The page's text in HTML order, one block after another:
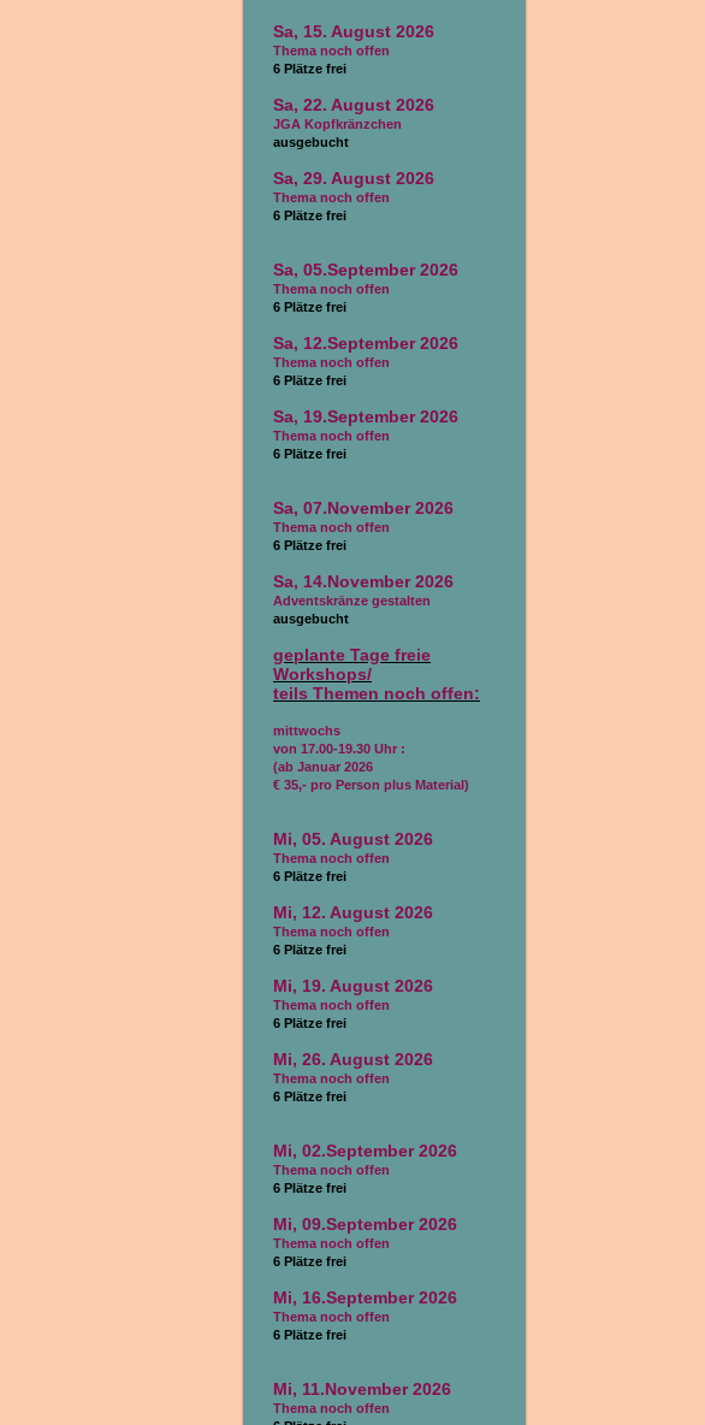
Sa, 15. August 2026
Thema noch offen
6 Plätze frei
Sa, 22. August 2026
JGA Kopfkränzchen
ausgebucht
Sa, 29. August 2026
Thema noch offen
6 Plätze frei
Sa, 05.September 2026
Thema noch offen
6 Plätze frei
Sa, 12.September 2026
Thema noch offen
6 Plätze frei
Sa, 19.September 2026
Thema noch offen
6 Plätze frei
Sa, 07.November 2026
Thema noch offen
6 Plätze frei
Sa, 14.November 2026
Adventskränze gestalten
ausgebucht
geplante Tage freie
Workshops/
teils Themen noch offen:
mittwochs
von 17.00-19.30 Uhr :
(ab Januar 2026
€ 35,- pro Person plus Material)
Mi, 05. August 2026
Thema noch offen
6 Plätze frei
Mi, 12. August 2026
Thema noch offen
6 Plätze frei
Mi, 19. August 2026
Thema noch offen
6 Plätze frei
Mi, 26. August 2026
Thema noch offen
6 Plätze frei
Mi, 02.September 2026
Thema noch offen
6 Plätze frei
Mi, 09.September 2026
Thema noch offen
6 Plätze frei
Mi, 16.September 2026
Thema noch offen
6 Plätze frei
Mi, 11.November 2026
Thema noch offen